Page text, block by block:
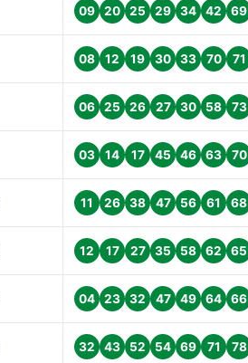
09 20 25 29 34 42 69
08 12 19 30 33 70 71
06 25 26 27 30 58 73
03 14 17 45 46 63 70
11 26 38 47 56 61 68
12 17 27 35 58 62 65
04 23 32 47 49 64 66
32 43 52 54 69 71 78